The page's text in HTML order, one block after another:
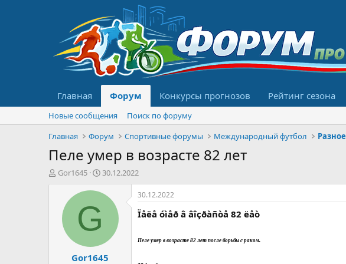
Главная Форум Конкурсы прогнозов Рейтинг сезона
Новые сообщения
Поиск по форуму
Главная
Форум Спортивные форумы Международный футбол Разное
Пеле умер в возрасте 82 лет
А
Gor1645
Д
т
а
л
30.12.2022
G
Gor1645
30.12.2022
Ïåëå óìåð â âîçðàñòå 82 ëåò
Пеле умер в возрасте 82 лет после борьбы с раком.